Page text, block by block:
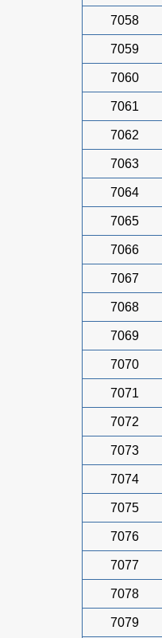
7058
7059
7060
7061
7062
7063
7064
7065
7066
7067
7068
7069
7070
7071
7072
7073
7074
7075
7076
7077
7078
7079